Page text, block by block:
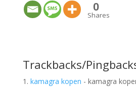
0
Shares
Trackbacks/
kamagra kopen - kamagra